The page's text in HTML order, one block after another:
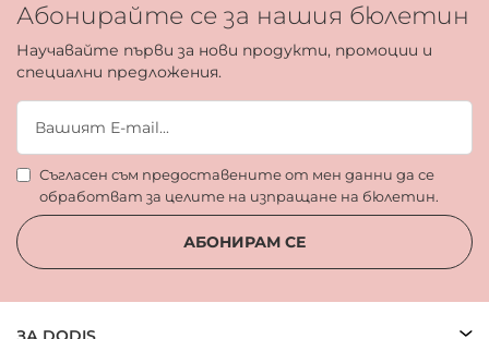
Абонирайте се за нашия бюлетин
Научавайте първи за нови продукти, промоции и
специални предложения.
Съгласен съм предоставените от мен данни да се
обработват за целите на изпращане на бюлетин.
АБОНИРАМ СЕ